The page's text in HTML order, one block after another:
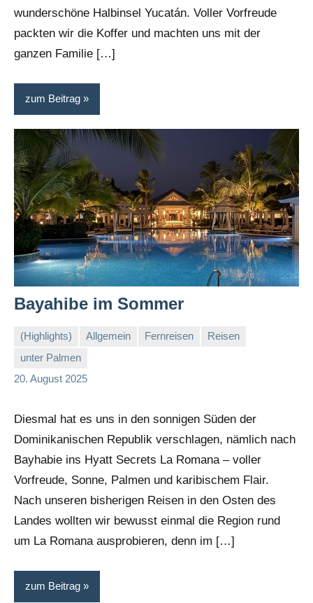
wunderschöne Halbinsel Yucatán. Voller Vorfreude
packten wir die Koffer und machten uns mit der
ganzen Familie […]
zum Beitrag
Bayahibe im Sommer
(Highlights) Allgemein Fernreisen
Reisen
unter Palmen
20. August 2025
Diesmal hat es uns in den sonnigen Süden der
Dominikanischen Republik verschlagen, nämlich nach
Bayhabie ins Hyatt Secrets La Romana – voller
Vorfreude, Sonne, Palmen und karibischem Flair.
Nach unseren bisherigen Reisen in den Osten des
Landes wollten wir bewusst einmal die Region rund
um La Romana ausprobieren, denn im […]
zum Beitrag